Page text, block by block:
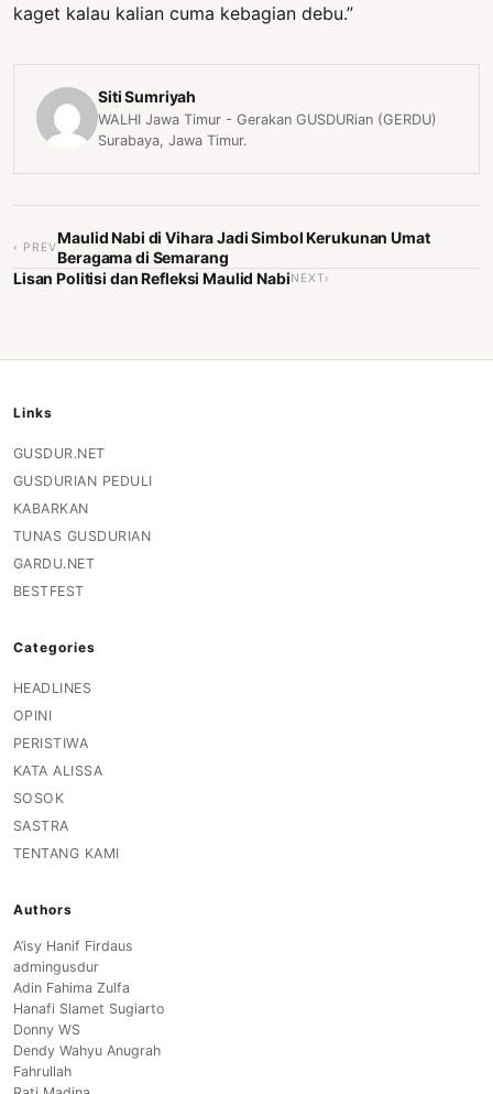
kaget kalau kalian cuma kebagian debu.”
Siti Sumriyah
WALHI Jawa Timur - Gerakan GUSDURian (GERDU)
Surabaya, Jawa Timur.
‹ PREV
Maulid Nabi di Vihara Jadi Simbol Kerukunan Umat
Beragama di Semarang
Lisan Politisi dan Refleksi Maulid NabiNEXT›
Links
GUSDUR.NET
GUSDURIAN PEDULI
KABARKAN
TUNAS GUSDURIAN
GARDU.NET
BESTFEST
Categories
HEADLINES
OPINI
PERISTIWA
KATA ALISSA
SOSOK
SASTRA
TENTANG KAMI
Authors
A’isy Hanif Firdaus
admingusdur
Adin Fahima Zulfa
Hanafi Slamet Sugiarto
Donny WS
Dendy Wahyu Anugrah
Fahrullah